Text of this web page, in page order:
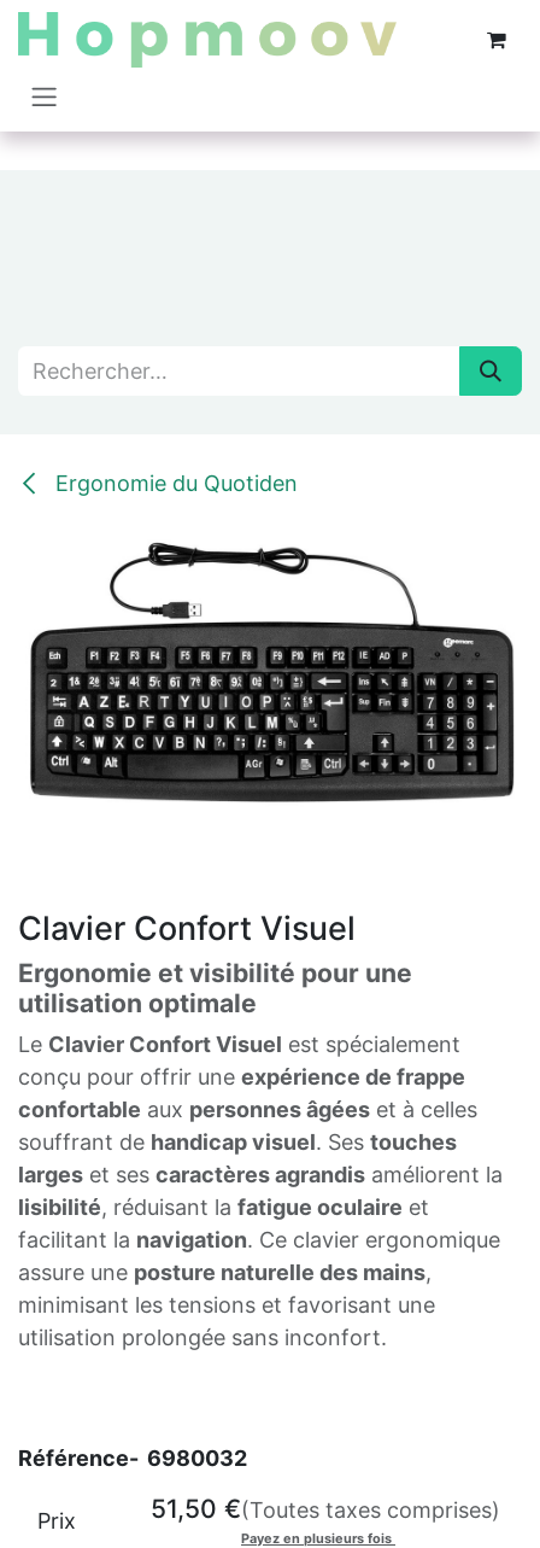
Se rendre au contenu
Ergonomie du Quotiden
Clavier Confort Visuel
Ergonomie et visibilité pour une
utilisation optimale
Le Clavier Confort Visuel est spécialement
conçu pour offrir une expérience de frappe
confortable aux personnes âgées et à celles
souffrant de handicap visuel. Ses touches
larges et ses caractères agrandis améliorent la
lisibilité, réduisant la fatigue oculaire et
facilitant la navigation. Ce clavier ergonomique
assure une posture naturelle des mains,
minimisant les tensions et favorisant une
utilisation prolongée sans inconfort.
Référence- 6980032
Prix 51,50 €(Toutes taxes comprises)
Payez en plusieurs fois